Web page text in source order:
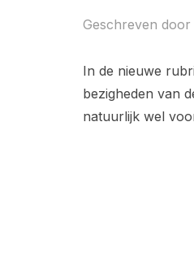
Geschreven door
In de nieuwe
bezigheden van
natuurlijk wel